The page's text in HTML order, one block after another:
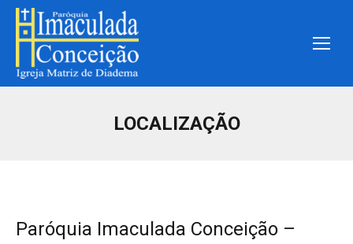
LOCALIZAÇÃO
Paróquia Imaculada Conceição –